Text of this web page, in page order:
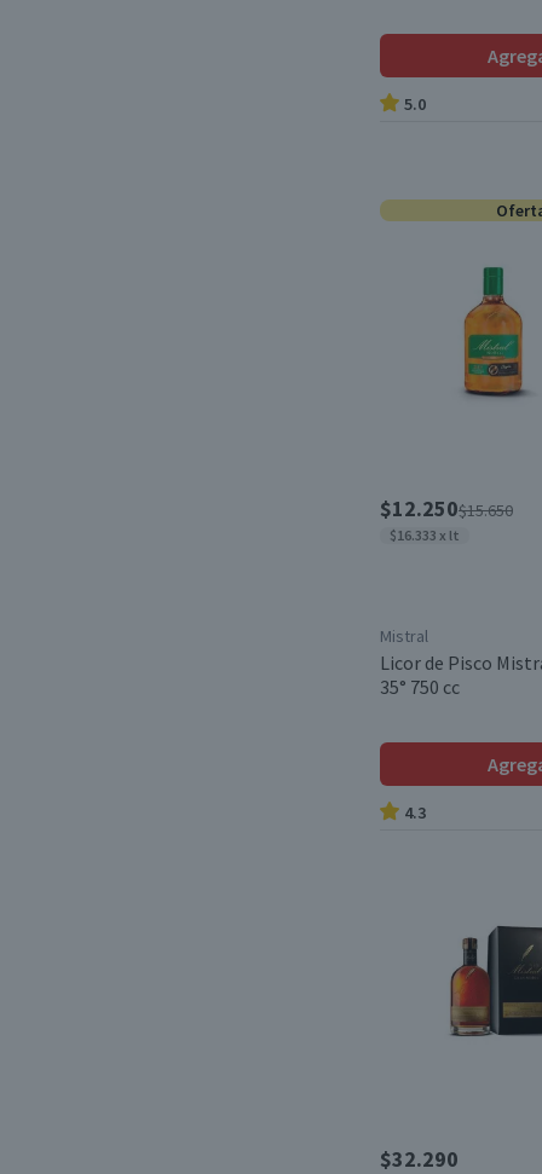
5.0
$12.250$15.650
$16.333 x lt
Mistral
Licor de Pisco
35° 750 cc
4.3
$32.290